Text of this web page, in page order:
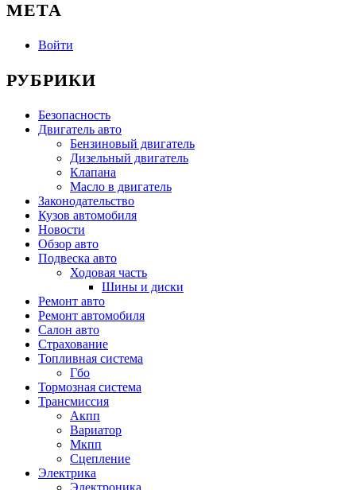
МЕТА
Войти
РУБРИКИ
Безопасность
Двигатель авто
Бензиновый двигатель
Дизельный двигатель
Клапана
Масло в двигатель
Законодательство
Кузов автомобиля
Новости
Обзор авто
Подвеска авто
Ходовая часть
Шины и диски
Ремонт авто
Ремонт автомобиля
Салон авто
Страхование
Топливная система
Гбо
Тормозная система
Трансмиссия
Акпп
Вариатор
Мкпп
Сцепление
Электрика